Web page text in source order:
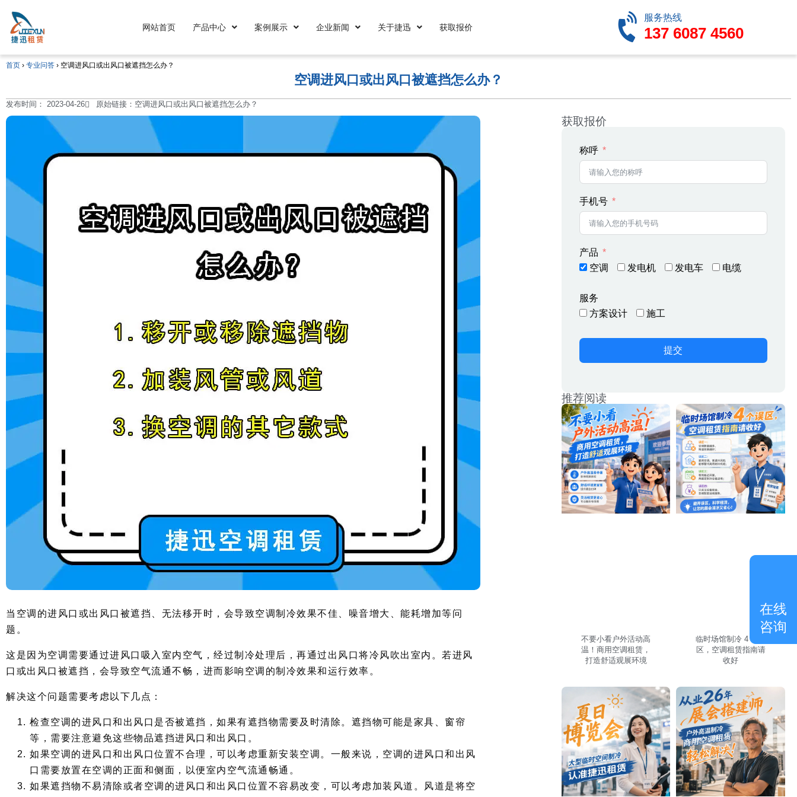
网站首页 产品中心 案例展示 企业新闻 关于捷迅 获取报价
服务热线
137 6087 4560
首页 › 专业问答 › 空调进风口或出风口被遮挡怎么办？
空调进风口或出风口被遮挡怎么办？
发布时间： 2023-04-26 原始链接：空调进风口或出风口被遮挡怎么办？
当空调的进风口或出风口被遮挡、无法移开时，会导致空调制冷效果不佳、噪音增大、能耗增加等问
题。
这是因为空调需要通过进风口吸入室内空气，经过制冷处理后，再通过出风口将冷风吹出室内。若进风
口或出风口被遮挡，会导致空气流通不畅，进而影响空调的制冷效果和运行效率。
解决这个问题需要考虑以下几点：
检查空调的进风口和出风口是否被遮挡，如果有遮挡物需要及时清除。遮挡物可能是家具、窗帘
等，需要注意避免这些物品遮挡进风口和出风口。
如果空调的进风口和出风口位置不合理，可以考虑重新安装空调。一般来说，空调的进风口和出风
口需要放置在空调的正面和侧面，以便室内空气流通畅通。
如果遮挡物不易清除或者空调的进风口和出风口位置不容易改变，可以考虑加装风道。风道是将空
获取报价
称呼
手机号
产品
空调
发电机 发电车 电缆
服务
方案设计
施工
提交
推荐阅读
不要小看户外活动高
温！商用空调租赁，
打造舒适观展环境
临时场馆制冷 4 个误
区，空调租赁指南请
收好
在线
咨询